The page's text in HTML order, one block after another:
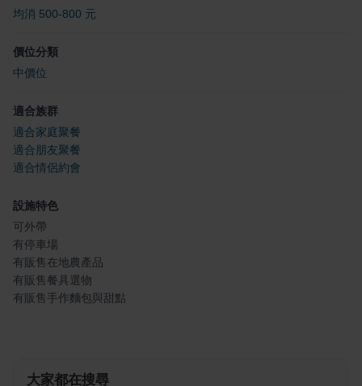
均消 500-800 元
價位分類
中價位
適合族群
適合家庭聚餐
適合朋友聚餐
適合情侶約會
設施特色
可外帶
有停車場
有販售在地農產品
有販售餐具選物
有販售手作麵包與甜點
大家都在搜尋